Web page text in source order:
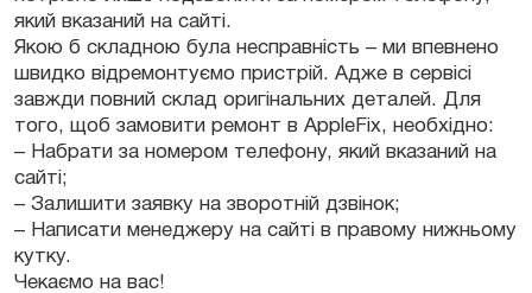
який вказаний на сайті.
Якою б складною була несправність – ми впевнено
швидко відремонтуємо пристрій. Адже в сервісі
завжди повний склад оригінальних деталей. Для
того, щоб замовити ремонт в AppleFix, необхідно:
– Набрати за номером телефону, який вказаний на
сайті;
– Залишити заявку на зворотній дзвінок;
– Написати менеджеру на сайті в правому нижньому
кутку.
Чекаємо на вас!